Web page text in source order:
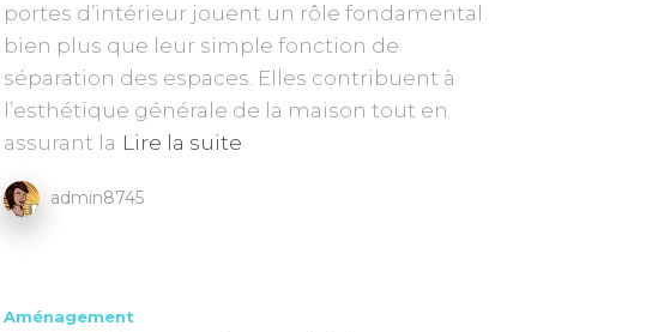
portes d’intérieur jouent un rôle fondamental
bien plus que leur simple fonction de
séparation des espaces. Elles contribuent à
l’esthétique générale de la maison tout en
assurant la Lire la suite
admin8745
Aménagement